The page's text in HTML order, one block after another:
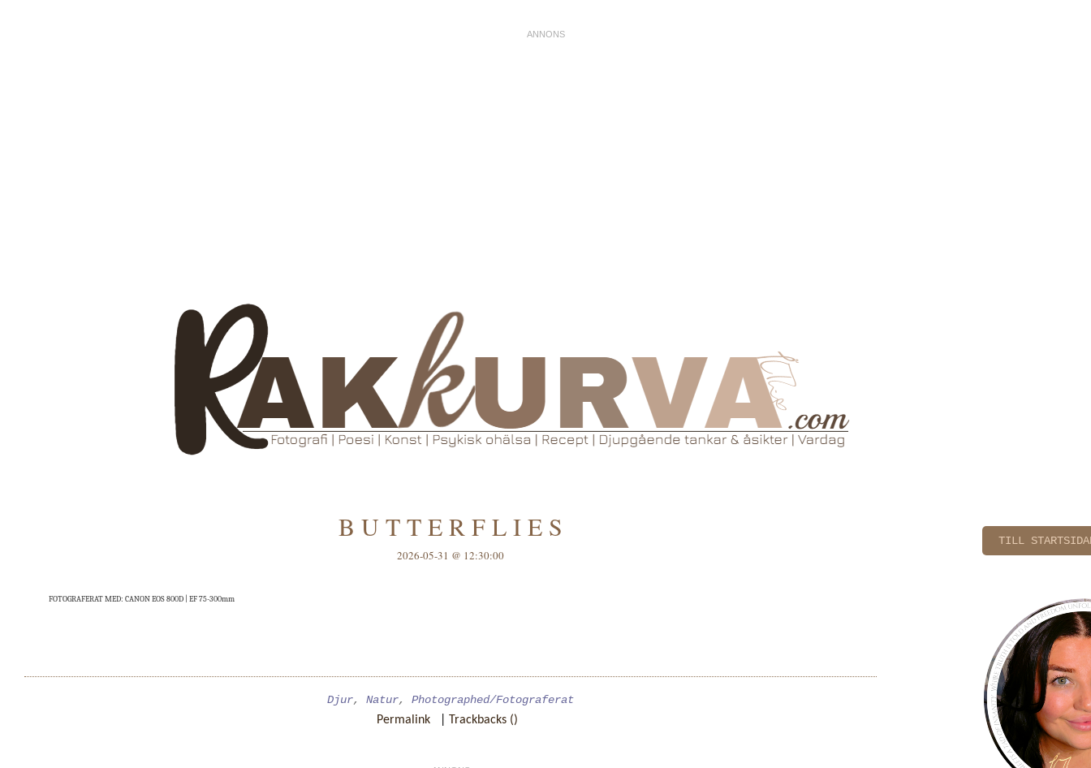
B U T T E R F L I E S
2026-05-31 @ 12:30:00
FOTOGRAFERAT MED: CANON EOS 800D | EF 75-300mm
Djur, Natur, Photographed/Fotograferat
Permalink
Trackbacks ()
TILL